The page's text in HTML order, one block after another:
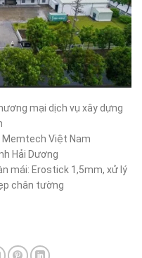
mại dịch vụ xây dựng
Memtech Việt Nam
Hải Dương
mái: Erostick 1,5mm, xử lý
chân tường